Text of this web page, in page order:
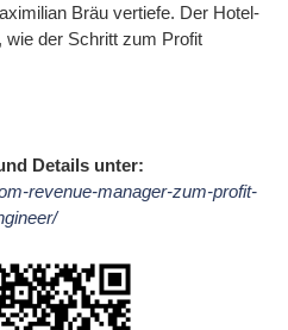
Bräu vertiefe. Der Hotel-
wie der Schritt zum Profit
Details unter:
revenue-manager-zum-profit-